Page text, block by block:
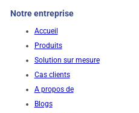
Notre entreprise
Accueil
Produits
Solution sur mesure
Cas clients
A propos de
Blogs